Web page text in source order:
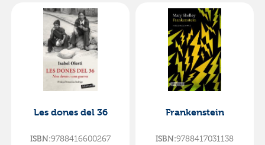
Les dones del 36
ISBN:9788416600267
Frankenstein
ISBN:9788417031138